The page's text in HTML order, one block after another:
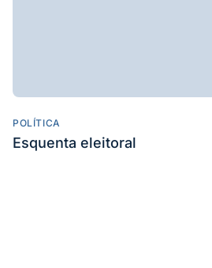
POLÍTICA
Esquenta eleitoral